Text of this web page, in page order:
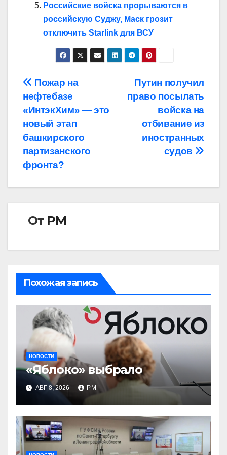
Российские войска прорываются в
российскую Суджу, Маск грозит
отключить Starlink для ВСУ
Навигация
по
записям
Путин получил
право посылать
войска на
отбивание из
иностранных
судов
Пожар на
нефтебазе
«ИнтэкХим» — это
новый этап
башкирского
партизанского
фронта?
От РМ
Похожая запись
НОВОСТИ
«Яблоко» выбрало
АВГ 8, 2026 РМ